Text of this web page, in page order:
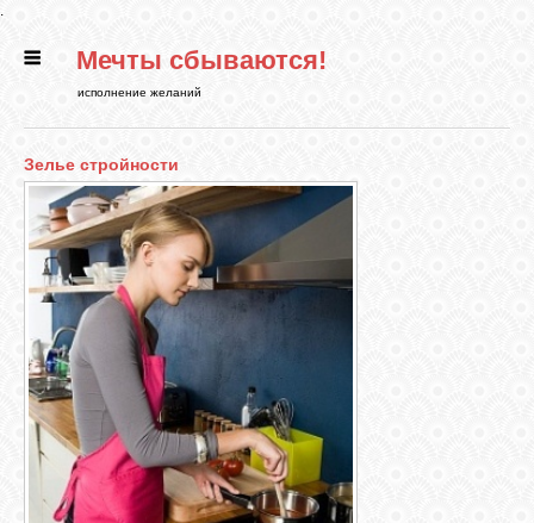
.
ГЛАВНАЯ
РИТУАЛЫ
БИБЛИОТЕКА
ФЭН-ШУЙ
КАРТИНКИ
ГАДАНИЯ
Мечты сбываются!
исполнение желаний
Зелье стройности